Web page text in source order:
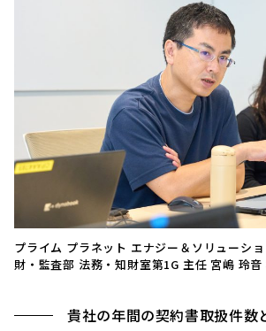
プライム プラネット エナジー＆ソリューシ
財・監査部 法務・知財室第1G 主任 宮嶋 玲音
貴社の年間の契約書取扱件数